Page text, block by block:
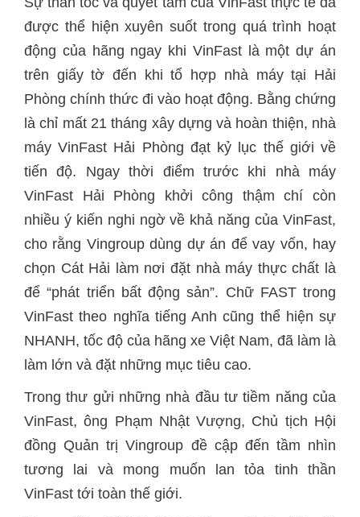
được thể hiện xuyên suốt trong quá trình hoạt
động của hãng ngay khi VinFast là một dự án
trên giấy tờ đến khi tổ hợp nhà máy tại Hải
Phòng chính thức đi vào hoạt động. Bằng chứng
là chỉ mất 21 tháng xây dựng và hoàn thiện, nhà
máy VinFast Hải Phòng đạt kỷ lục thế giới về
tiến độ. Ngay thời điểm trước khi nhà máy
VinFast Hải Phòng khởi công thậm chí còn
nhiều ý kiến nghi ngờ về khả năng của VinFast,
cho rằng Vingroup dùng dự án để vay vốn, hay
chọn Cát Hải làm nơi đặt nhà máy thực chất là
để “phát triển bất động sản”. Chữ FAST trong
VinFast theo nghĩa tiếng Anh cũng thể hiện sự
NHANH, tốc độ của hãng xe Việt Nam, đã làm là
làm lớn và đặt những mục tiêu cao.
Trong thư gửi những nhà đầu tư tiềm năng của
VinFast, ông Phạm Nhật Vượng, Chủ tịch Hội
đồng Quản trị Vingroup đề cập đến tầm nhìn
tương lai và mong muốn lan tỏa tinh thần
VinFast tới toàn thế giới.